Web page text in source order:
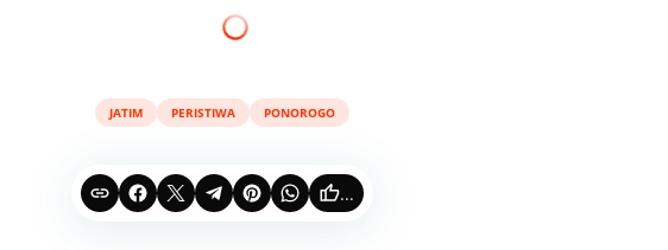
JATIM PERISTIWA PONOROGO
...